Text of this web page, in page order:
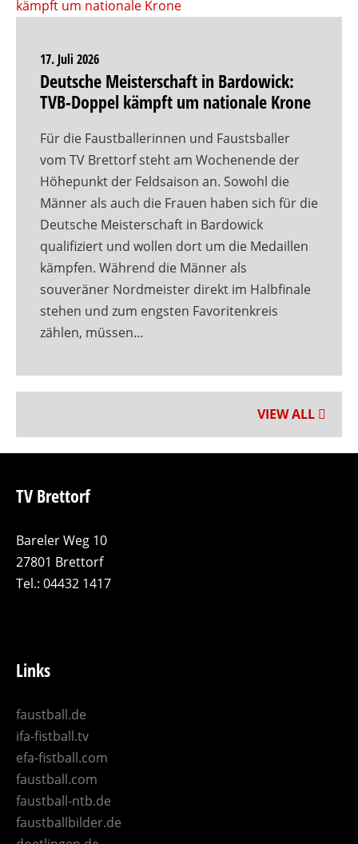
17. Juli 2026
Deutsche Meisterschaft in Bardowick:
TVB-Doppel kämpft um nationale Krone
Für die Faustballerinnen und Faustsballer
vom TV Brettorf steht am Wochenende der
Höhepunkt der Feldsaison an. Sowohl die
Männer als auch die Frauen haben sich für die
Deutsche Meisterschaft in Bardowick
qualifiziert und wollen dort um die Medaillen
kämpfen. Während die Männer als
souveräner Nordmeister direkt im Halbfinale
stehen und zum engsten Favoritenkreis
zählen, müssen…
VIEW ALL
TV Brettorf
Bareler Weg 10
27801 Brettorf
Tel.: 04432 1417
Links
faustball.de
ifa-fistball.tv
efa-fistball.com
faustball.com
faustball-ntb.de
faustballbilder.de